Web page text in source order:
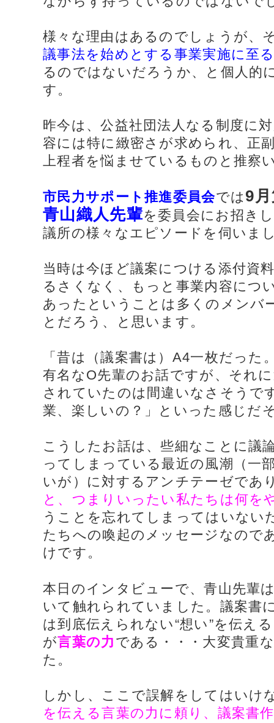
様々な理由はあるのでしょうが、
議事法を始めとする事業実施に至
るのではないだろうか、と個人的
す。
昨今は、公益社団法人なる制度に
容には特に緻密さが求められ、正
上程者を悩ませているものと推察
市民力サポート推進委員会では 9
青山織人先輩を委員会にお招き
議所の様々なエピソードを伺いま
当時は今ほど議案につける添付資
るさくなく、もっと事業内容につ
あったということは多くのメンバ
とだろう、と思います。
「昔は（議案書は）A4一枚だった
有名なO先輩のお話ですが、それ
されていたのは間違いなさそうで
業、楽しいの？」
といった感じだ
こうしたお話は、些細なことに議
ってしまっている最近の風潮（一
いが）に対するアンチテーゼであ
と、つまりいったい私たちは何を
うことを忘れてしまってはいない
たちへの喚起のメッセージなので
けです。
本日のインタビューで、青山先輩
いて触れられていました。議案書
は到底伝えられない“想い”を伝え
が言葉の力 である・・・大変貴重
た。
しかし、ここで誤解をしてはいけ
を伝える言葉の力に頼り、議案書